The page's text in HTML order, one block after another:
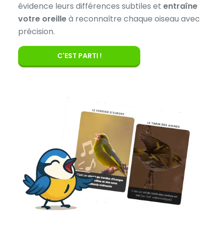
évidence leurs différences subtiles etentraîne
votre oreilleà reconnaître chaque oiseau avec
précision.
C'EST PARTI !